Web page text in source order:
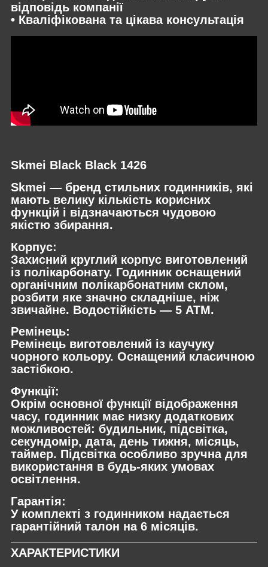
відповідь компанії
• Кваліфікована та цікава консультація
Skmei Black Black 1426
Skmei — бренд стильних годинників, які
мають велику кількість корисних
функцій і відзначаються чудовою
якістю збирання.
Корпус:
Захисний круглий корпус виготовлений
із полікарбонату. Годинник оснащений
органічним полікарбонатним склом,
розбити яке значно складніше, ніж
звичайне. Водостійкість — 5 ATM.
Ремінець:
Ремінець виготовлений із каучуку
чорного кольору. Оснащений класичною
застібкою.
Функції:
Окрім основної функції відображення
часу, годинник має низку додаткових
можливостей: будильник, підсвітка,
секундомір, дата, день тижня, місяць,
таймер. Підсвітка особливо зручна для
використання в будь-яких умовах
освітлення.
Гарантія:
У комплекті з годинником надається
гарантійний талон на 6 місяців.
ХАРАКТЕРИСТИКИ